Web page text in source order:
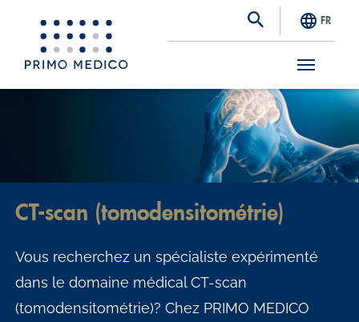
S
FR
CT-scan (tomodensitométrie)
Vous recherchez un spécialiste expérimenté
dans le domaine médical CT-scan
(tomodensitométrie)? Chez PRIMO MEDICO